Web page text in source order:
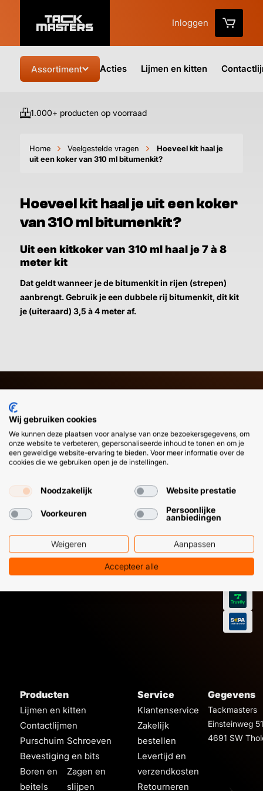
Inloggen
Assortiment Acties Lijmen en kitten
1.000+ producten op voorraad
Home Veelgestelde vragen
Hoeveel kit haal je
uit een koker van 310 ml bitumenkit?
Hoeveel kit haal je uit een koker
van 310 ml bitumenkit?
Uit een kitkoker van 310 ml haal je 7 à 8
meter kit
Dat geldt wanneer je de bitumenkit in rijen (strepen)
aanbrengt. Gebruik je een dubbele rij bitumenkit, dit kit
je (uiteraard) 3,5 à 4 meter af.
Klantenservice
+31 (0) 85 303
7224
WhatsApp
+31 (0) 6 11
EN SNEL
Producten
Lijmen en kitten
Contactlijmen
Purschuim Schroeven
Bevestiging en bits
Boren en
beitels
Zagen en
slijpen
Service
Klantenservice
Zakelijk
bestellen
Levertijd en
verzendkosten
Retourneren
Gegevens
Tackmasters
Einsteinweg 51
4691 SW
Wij gebruiken cookies
We kunnen deze plaatsen voor analyse van onze bezoekersgegevens, om
onze website te verbeteren, gepersonaliseerde inhoud te tonen en om je
een geweldige website-ervaring te bieden. Voor meer informatie over de
cookies die we gebruiken open je de instellingen.
Noodzakelijk Website prestatie
Voorkeuren
Persoonlijke
aanbiedingen
Weigeren Aanpassen
Accepteer alle